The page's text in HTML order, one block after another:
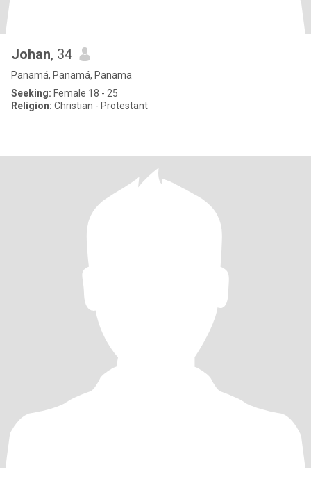
Johan, 34
Panamá, Panamá, Panama
Seeking: Female 18 - 25
Religion: Christian - Protestant